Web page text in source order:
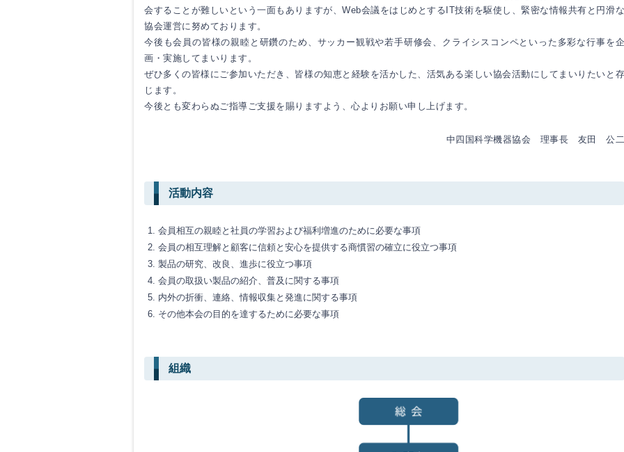
会することが難しいという一面もありますが、Web会議をはじめとするIT技術を駆使し、緊密な情報共有と円滑な
協会運営に努めております。
今後も会員の皆様の親睦と研鑽のため、サッカー観戦や若手研修会、クライシスコンペといった多彩な行事を企
画・実施してまいります。
ぜひ多くの皆様にご参加いただき、皆様の知恵と経験を活かした、活気ある楽しい協会活動にしてまいりたいと存
じます。
今後とも変わらぬご指導ご支援を賜りますよう、心よりお願い申し上げます。
中四国科学機器協会 理事長 友田 公二
活動内容
会員相互の親睦と社員の学習および福利増進のために必要な事項
会員の相互理解と顧客に信頼と安心を提供する商慣習の確立に役立つ事項
製品の研究、改良、進歩に役立つ事項
会員の取扱い製品の紹介、普及に関する事項
内外の折衝、連絡、情報収集と発進に関する事項
その他本会の目的を達するために必要な事項
組織